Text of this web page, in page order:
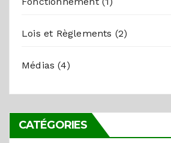
Lois et Règlements (2)
Médias (4)
CATÉGORIES